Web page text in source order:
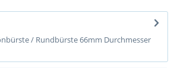
/ Rundbürste 66mm Durchmesser